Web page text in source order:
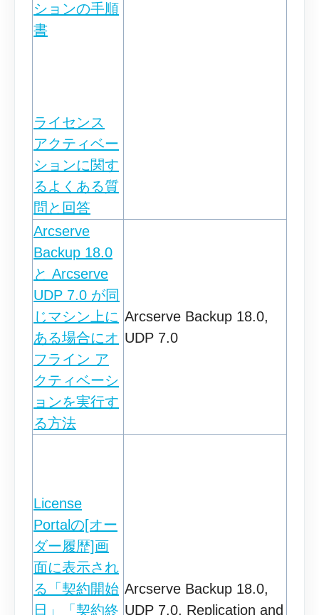
ションの手順
書
ライセンス
アクティベー
ションに関す
るよくある質
問と回答
Arcserve
Backup 18.0
と Arcserve
UDP 7.0 が同
じマシン上に
ある場合にオ
フライン ア
クティベーシ
ョンを実行す
る方法
Arcserve Backup 18.0,
UDP 7.0
License
Portalの[オー
ダー履歴]画
面に表示され
る「契約開始
日」「契約終
Arcserve Backup 18.0,
UDP 7.0, Replication and